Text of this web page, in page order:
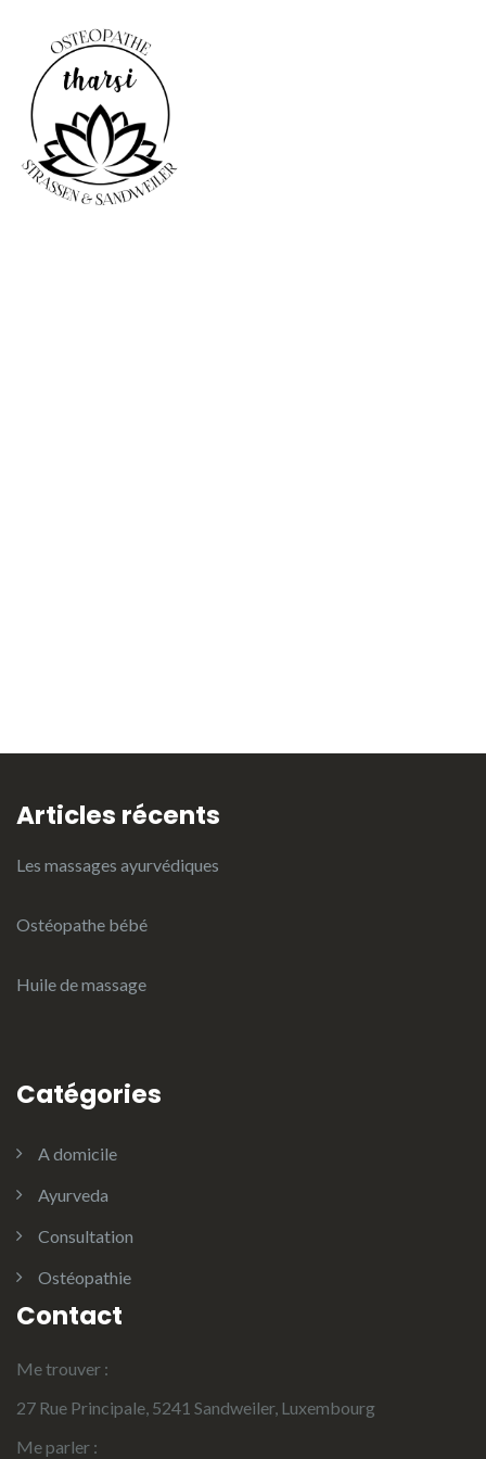
Articles récents
Les massages ayurvédiques
Ostéopathe bébé
Huile de massage
Catégories
A domicile
Ayurveda
Consultation
Ostéopathie
Contact
Me trouver :
27 Rue Principale, 5241 Sandweiler, Luxembourg
Me parler :